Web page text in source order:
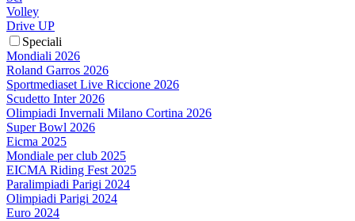
Volley
Drive UP
Speciali
Mondiali 2026
Roland Garros 2026
Sportmediaset Live Riccione 2026
Scudetto Inter 2026
Olimpiadi Invernali Milano Cortina 2026
Super Bowl 2026
Eicma 2025
Mondiale per club 2025
EICMA Riding Fest 2025
Paralimpiadi Parigi 2024
Olimpiadi Parigi 2024
Euro 2024